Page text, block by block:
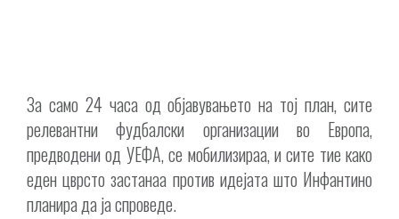
За само 24 часа од објавувањето на тој план, сите
релевантни фудбалски организации во Европа,
предводени од УЕФА, се мобилизираа, и сите тие како
еден цврсто застанаа против идејата што Инфантино
планира да ја спроведе.